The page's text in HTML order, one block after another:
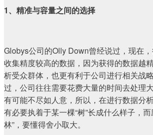
1、精准与容量之间的选择
Globys公司的Olly Down曾经说过，现在
收集精度较高的数据，因为获得的数据越
析受众群体，也更有利于公司进行相关战
过，公司往往需要花费大量的时间去处理
有可能不尽如人意，所以，在进行数据分
有必要执着于某一棵“树”长成什么样子，
林”，要懂得舍小取大。